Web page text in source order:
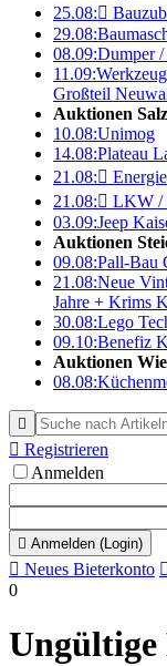
25.08:
29.08:
08.09:Dumper /
11.09:
Großteil
Auktionen
10.08:Unimog
14.08:Plateau
21.08:
21.08: LKW /
03.09:Jeep
Auktionen
09.08:Pall-Bau
21.08:Neue
Jahre + Krims
30.08:Lego
09.10:Benefiz
Auktionen
08.08:

 Registrieren
Anmelden
 Anmelden (Login)
 Neues Bieterkonto 
0
Ungültige